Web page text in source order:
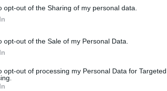
opt-out of the Sharing of my personal data.
opt-out of the Sale of my Personal Data.
opt-out of processing my Personal Data for Targeted